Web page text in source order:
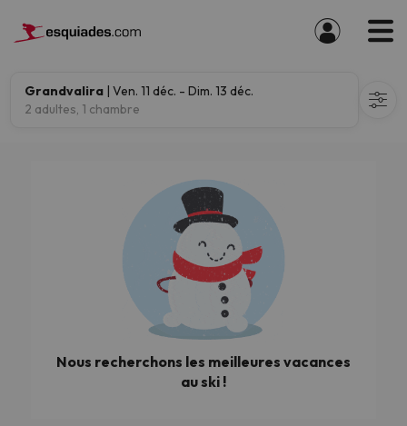
Grandvalira | Ven. 11 déc. - Dim. 13 déc.
2 adultes, 1 chambre
Nous recherchons les meilleures vacances
au ski !